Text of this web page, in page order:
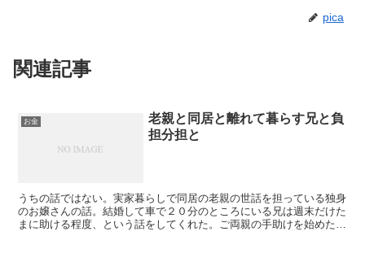
pica
関連記事
お金
老親と同居と離れて暮らす兄と負
担分担と
うちの話ではない。実家暮らしで同居の老親の世話を担っている独身
のお嬢さんの話。結婚して車で２０分のところにいる兄は週末だけた
まに助ける程度、という話をしてくれた。ご両親の手助けを始めたこ